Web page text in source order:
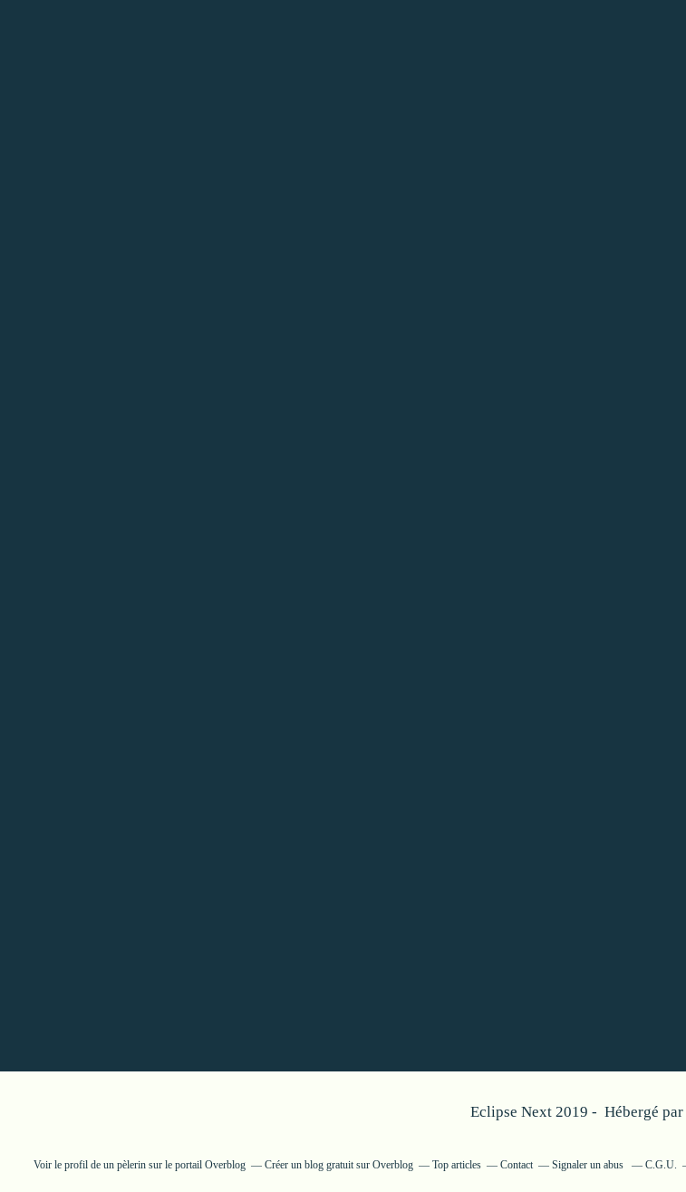
Eclipse Next 2019 - Hébergé par
Voir le profil de un pèlerin sur le portail Overblog Créer un blog gratuit sur Overblog Top articles Contact Signaler un abus C.G.U.